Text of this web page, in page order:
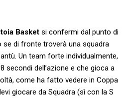
Basket si confermi dal punto di
di fronte troverà una squadra
Un team forte individualmente,
secondi dell’azione e che gioca a
come ha fatto vedere in Coppa
giocare da Squadra (sì con la S